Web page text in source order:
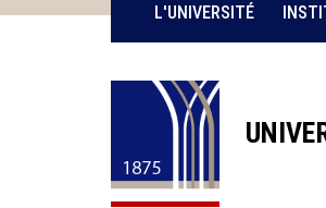
L'UNIVERSITÉ